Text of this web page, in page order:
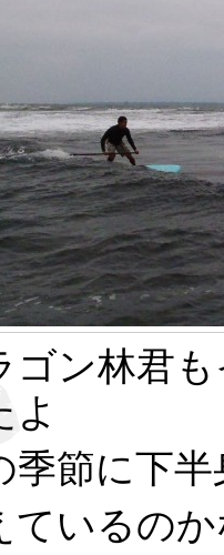
ゴン林君
よ
季節に下
ているの